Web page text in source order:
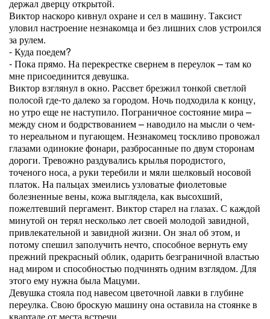
держал дверцу открытой.
Виктор наскоро кивнул охране и сел в машину. Таксист
уловил настроение незнакомца и без лишних слов устроился
за рулем.
- Куда поедем?
- Пока прямо. На перекрестке свернем в переулок – там ко
мне присоединится девушка.
Виктор взглянул в окно. Рассвет брезжил тонкой светлой
полосой где-то далеко за городом. Ночь подходила к концу,
но утро еще не наступило. Пограничное состояние мира –
между сном и бодрствованием – наводило на мысли о чем-
то нереальном и пугающем. Незнакомец тоскливо провожал
глазами одинокие фонари, разбросанные по двум сторонам
дороги. Тревожно раздувались крылья породистого,
точеного носа, а руки теребили и мяли шелковый носовой
платок. На пальцах змеились узловатые фиолетовые
болезненные вены, кожа выглядела, как высохший,
пожелтевший пергамент. Виктор старел на глазах. С каждой
минутой он терял несколько лет своей молодой завидной,
привлекательной и завидной жизни. Он знал об этом, и
потому спешил заполучить нечто, способное вернуть ему
прежний прекрасный облик, одарить безграничной властью
над миром и способностью подчинять одним взглядом. Для
этого ему нужна была Мацуми.
Девушка стояла под навесом цветочной лавки в глубине
переулка. Свою броскую машину она оставила на стоянке в